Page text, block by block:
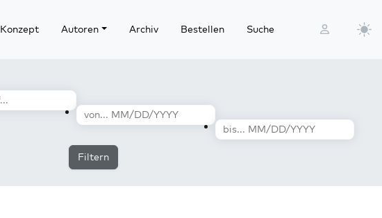
Konzept Autoren Archiv Bestellen Suche
Filtern